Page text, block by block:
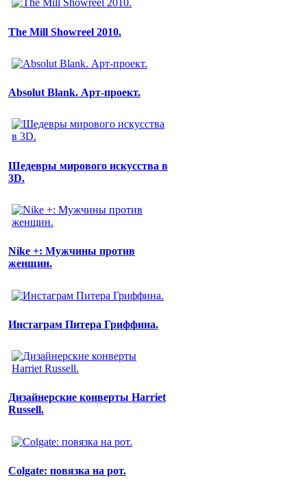
The Mill Showreel 2010.
Absolut Blank. Арт-проект.
Шедевры мирового искусства в
3D.
Nike +: Мужчины против
женщин.
Инстаграм Питера Гриффина.
Дизайнерские конверты Harriet
Russell.
Colgate: повязка на рот.